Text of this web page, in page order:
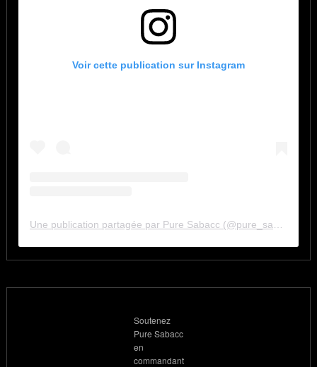
Voir cette publication sur Instagram
Soutenez
Pure Sabacc
en
commandant